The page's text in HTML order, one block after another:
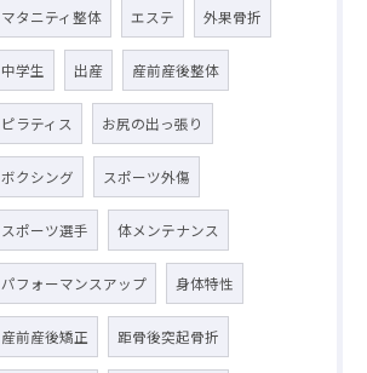
マタニティ整体 エステ 外果骨折
中学生 出産 産前産後整体
ピラティス お尻の出っ張り
ボクシング スポーツ外傷
スポーツ選手 体メンテナンス
パフォーマンスアップ 身体特性
産前産後矯正 距骨後突起骨折